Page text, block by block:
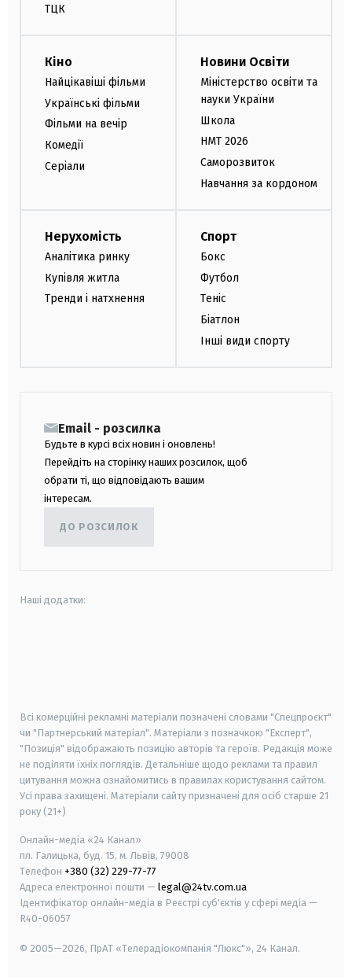
ТЦК
Кіно
Найцікавіші фільми
Українські фільми
Фільми на вечір
Комедії
Серіали
Новини Освіти
Міністерство освіти та
науки України
Школа
НМТ 2026
Саморозвиток
Навчання за кордоном
Нерухомість
Аналітика ринку
Купівля житла
Тренди і натхнення
Спорт
Бокс
Футбол
Теніс
Біатлон
Інші види спорту
Email - розсилка
Будьте в курсі всіх новин і оновлень!
Перейдіть на сторінку наших розсилок, щоб
обрати ті, що відповідають вашим
інтересам.
ДО РОЗСИЛОК
Наші додатки:
Всі комерційні рекламні матеріали позначені словами "Спецпроєкт"
чи "Партнерський матеріал". Матеріали з позначкою "Експерт",
"Позиція" відображають позицію авторів та героїв. Редакція може
не поділяти їхніх поглядів. Детальніше щодо реклами та правил
цитування можна ознайомитись в правилах користування сайтом.
Усі права захищені. Матеріали сайту призначені для осіб старше 21
року (21+)
Онлайн-медіа «24 Канал»
пл. Галицька, буд. 15, м. Львів, 79008
Телефон +380 (32) 229-77-77
Адреса електронної пошти — legal@24tv.com.ua
Ідентифікатор онлайн-медіа в Реєстрі суб'єктів у сфері медіа —
R40-06057
© 2005—2026, ПрАТ «Телерадіокомпанія "Люкс"», 24 Канал.